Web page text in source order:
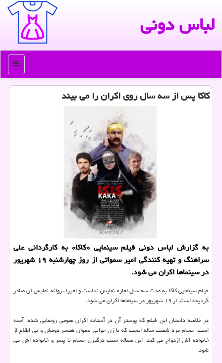
لباس دونی
منو
كاكا پس از سه سال روی اكران را می بیند
به گزارش لباس دونی فیلم سینمایی «كاكا» به كارگردانی علی
سراهنگ و تهیه كنندگی امیر سمواتی از روز چهارشنبه ۱۹ شهریور
در سینماها اكران می شود.
فیلم سینمایی کاکا به مدت سه سال اجازه نمایش نداشت و اخیرا پروانه نمایش آن صادر
گردیده است، از ۱۹ شهریور در سینماها اکران می شود.
در خلاصه داستان این فیلم که پوستر آن در آستانه اکران عمومی رونمایی شده، آمده
است: حسام مرد شصت ساله ایست که با زن جوانی بعنوان همسر دومش و بی اطلاع از
خانواده اش ازدواج می کند. این مساله سبب درگیری حسام با پسر و خانواده اش می
شود.